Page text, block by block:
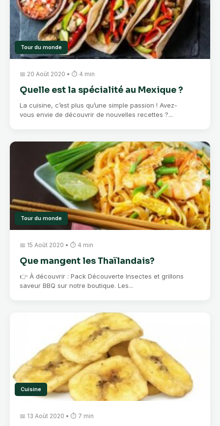
Tour du monde
📅 20 Août 2020 • ⏱ 4 min
Quelle est la spécialité au Mexique ?
La cuisine, c’est plus qu’une simple passion ! Avez-
vous envie de découvrir de nouvelles recettes ?...
Tour du monde
📅 15 Août 2020 • ⏱ 4 min
Que mangent les Thaïlandais?
👉 À découvrir : Pack Découverte Insectes et grillons
saveur BBQ sur notre boutique. Les...
Cuisine
📅 13 Août 2020 • ⏱ 7 min